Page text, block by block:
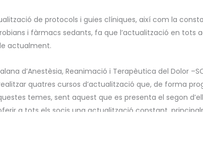
de protocols i guies clíniques, així com la
i fàrmacs sedants, fa que l’actualització en tots
actualment.
d’Anestèsia, Reanimació i Terapèutica del Dolor
quatres cursos d’actualització que, de forma
temes, sent aquest que es presenta el segon
a tots els socis una actualització constant,